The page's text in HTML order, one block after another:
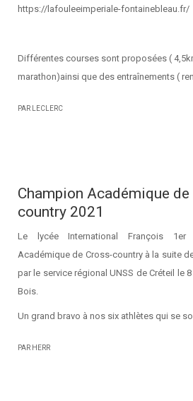
https://lafouleeimperiale-fontainebleau.fr/
Différentes courses sont proposées (
marathon)ainsi que des entraînements (
PAR LECLERC
Champion Académique de
country 2021
Le lycée International François 1er
Académique de Cross-country à la suite
par le service régional UNSS de Créteil le
Bois.
Un grand bravo à nos six athlètes qui se
PAR HERR